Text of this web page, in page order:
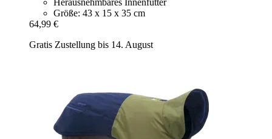
Größe: 43 x 15 x 35 cm
64,99 €
Gratis Zustellung bis 14. August